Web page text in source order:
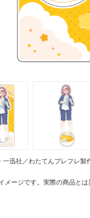
一迅社／わたてんプレフレ製
メージです。実際の商品と